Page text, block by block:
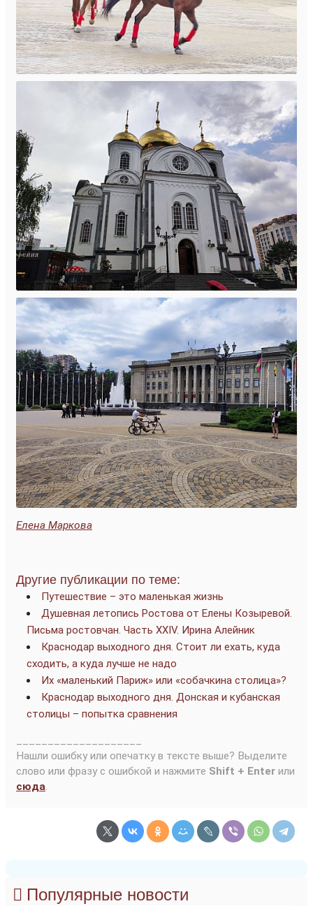
Елена Маркова
Другие публикации по теме:
Путешествие – это маленькая жизнь
Душевная летопись Ростова от Елены Козыревой.
Письма ростовчан. Часть XXIV. Ирина Алейник
Краснодар выходного дня. Стоит ли ехать, куда
сходить, а куда лучше не надо
Их «маленький Париж» или «собачкина столица»?
Краснодар выходного дня. Донская и кубанская
столицы – попытка сравнения
Нашли ошибку или опечатку в тексте выше? Выделите
слово или фразу с ошибкой и нажмите Shift + Enter или
сюда.
Популярные новости